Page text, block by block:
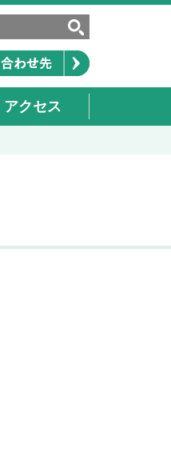
アクセス